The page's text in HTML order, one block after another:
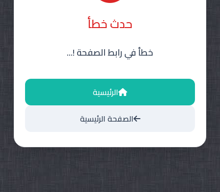
حدث خطأ
خطأ في رابط الصفحة !...
الرئيسية
الصفحة الرئيسية